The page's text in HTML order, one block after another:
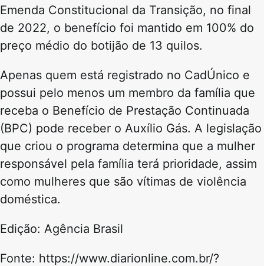
Emenda Constitucional da Transição, no final
de 2022, o benefício foi mantido em 100% do
preço médio do botijão de 13 quilos.
Apenas quem está registrado no CadÚnico e
possui pelo menos um membro da família que
receba o Benefício de Prestação Continuada
(BPC) pode receber o Auxílio Gás. A legislação
que criou o programa determina que a mulher
responsável pela família terá prioridade, assim
como mulheres que são vítimas de violência
doméstica.
Edição: Agência Brasil
Fonte: https://www.diarionline.com.br/?